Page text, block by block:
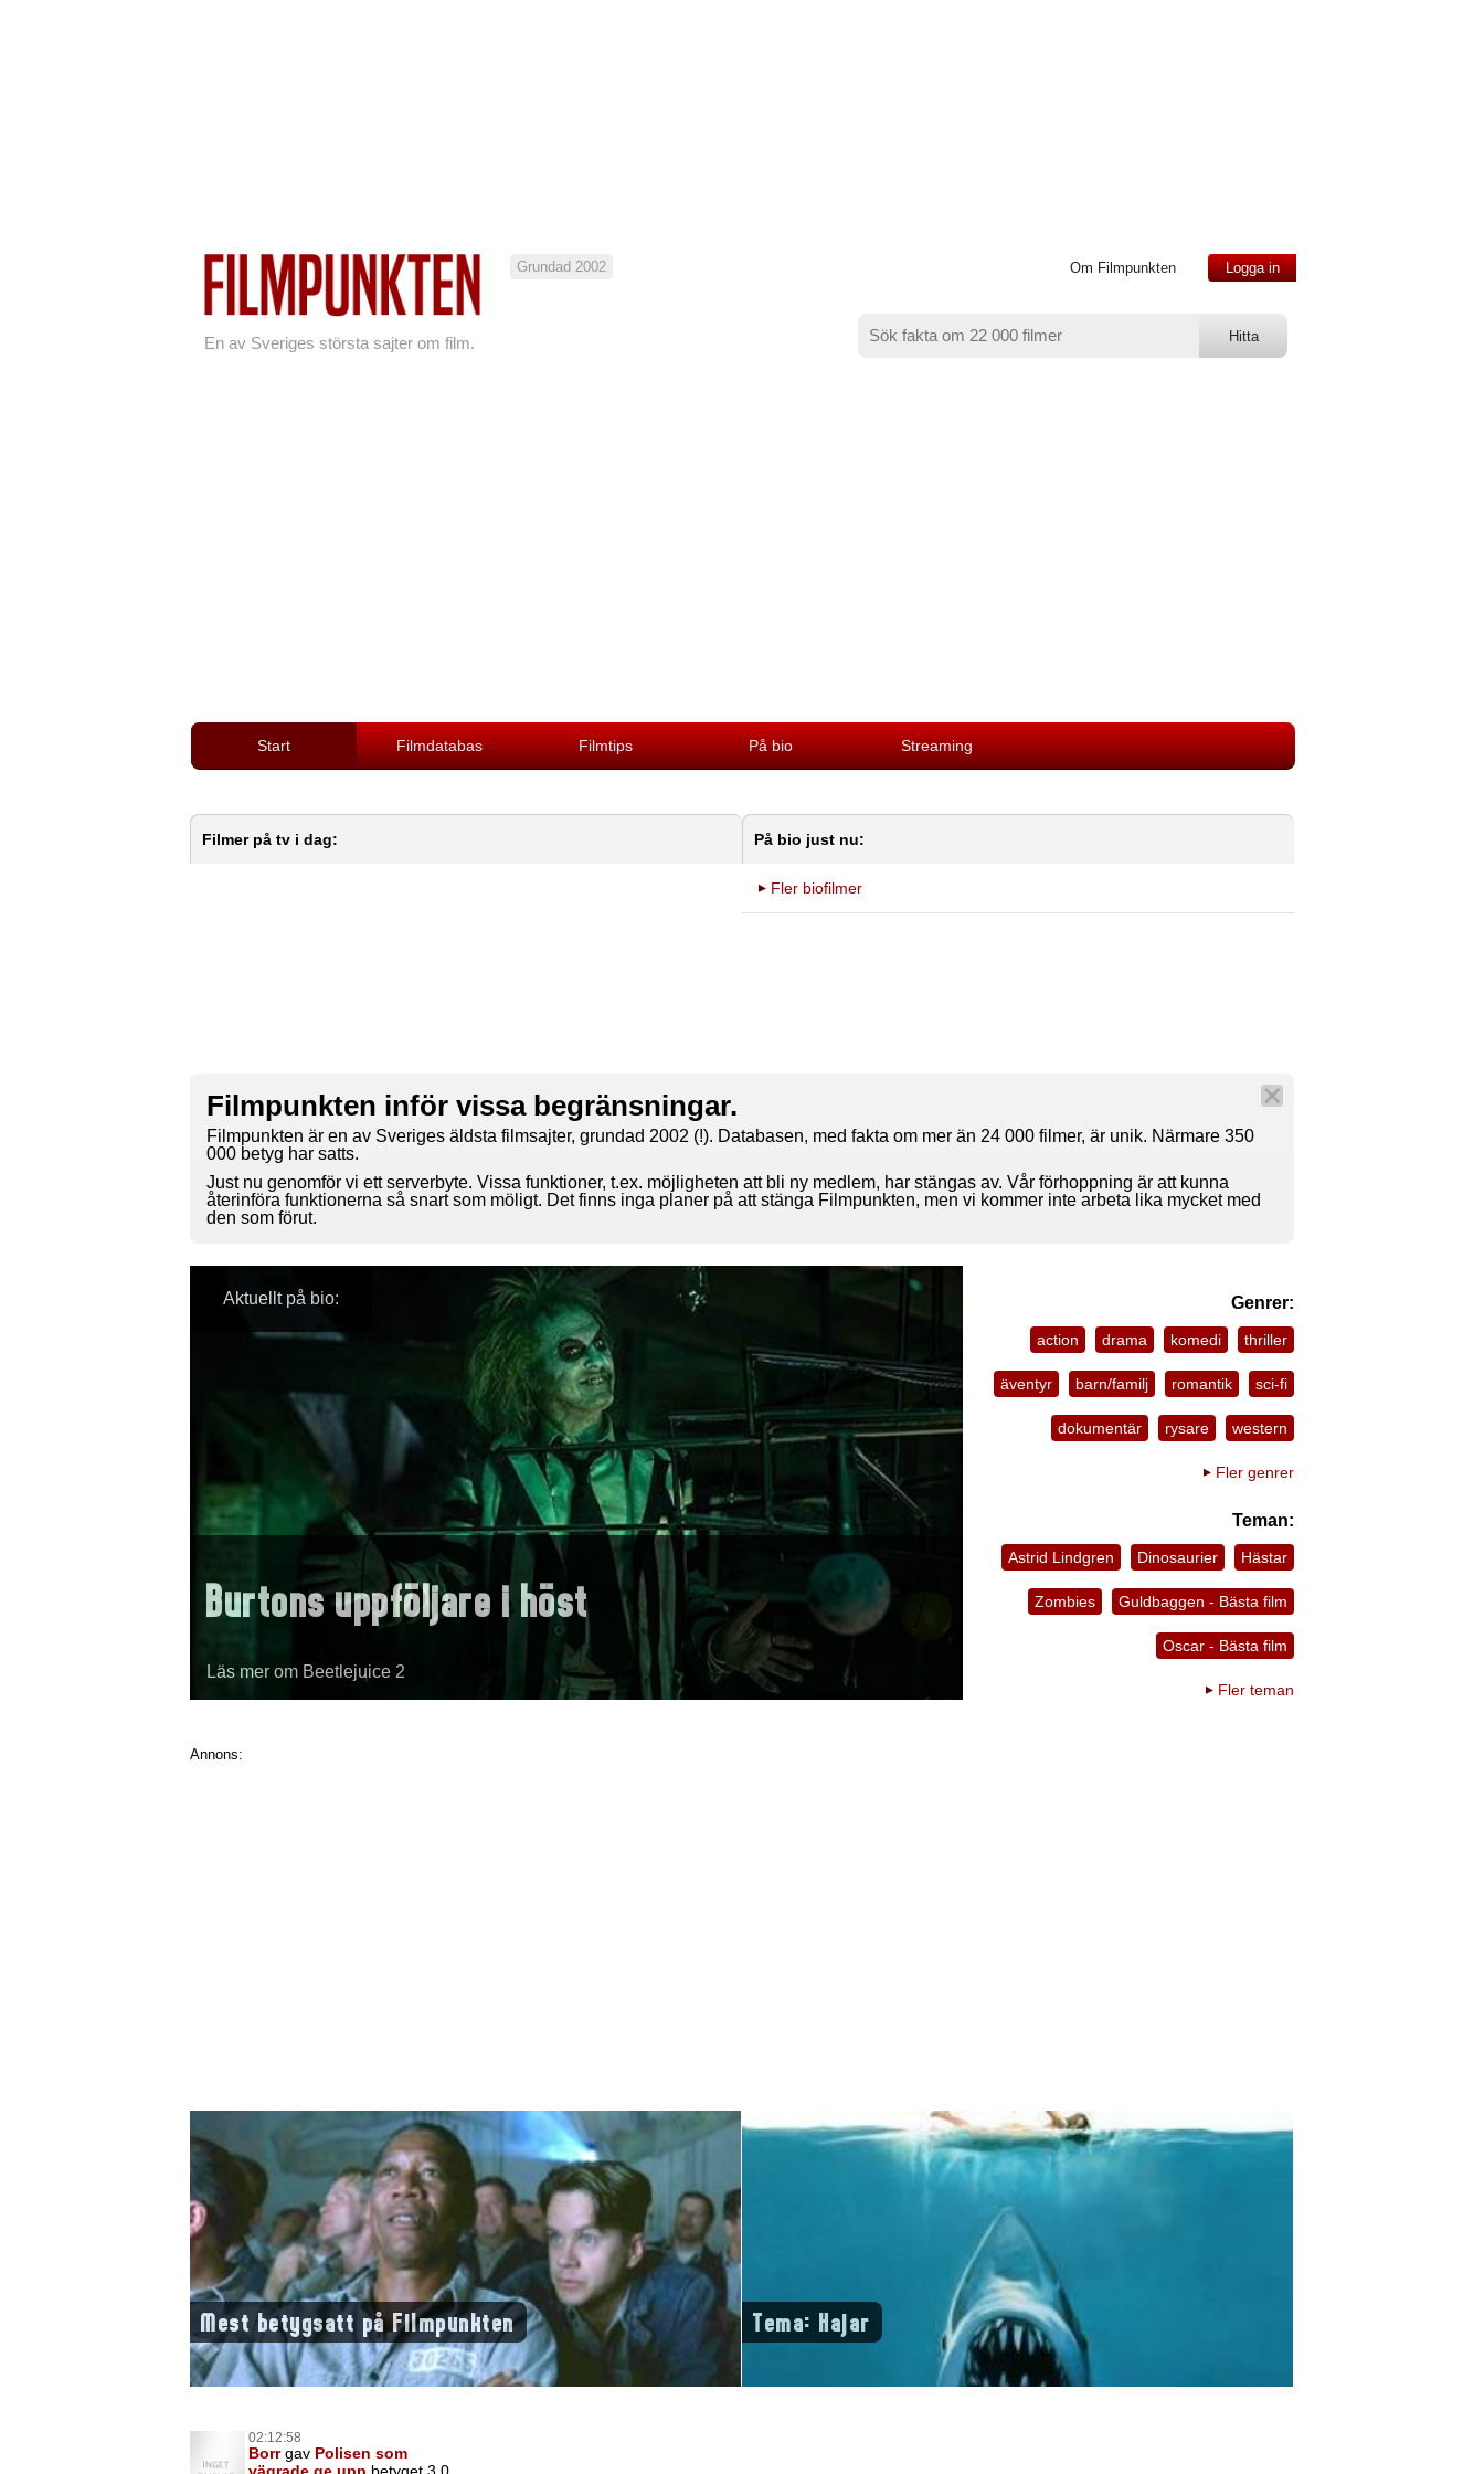
En av Sveriges största sajter om film.
Grundad 2002 Om Filmpunkten Logga in
Start Filmdatabas Filmtips På bio Streaming
Filmer på tv i dag: På bio just nu:
Fler biofilmer
Filmpunkten inför vissa begränsningar.
Filmpunkten är en av Sveriges äldsta filmsajter, grundad 2002 (!). Databasen, med fakta om mer än 24 000 filmer, är unik. Närmare 350
000 betyg har satts.
Just nu genomför vi ett serverbyte. Vissa funktioner, t.ex. möjligheten att bli ny medlem, har stängas av. Vår förhoppning är att kunna
återinföra funktionerna så snart som möligt. Det finns inga planer på att stänga Filmpunkten, men vi kommer inte arbeta lika mycket med
den som förut.
Aktuellt på bio:
Burtons uppföljare i höst
Läs mer om Beetlejuice 2
Genrer:
action drama komedi thriller
äventyr barn/familj romantik sci-fi
dokumentär rysare western
Fler genrer
Teman:
Astrid Lindgren Dinosaurier Hästar
Zombies Guldbaggen - Bästa film
Oscar - Bästa film
Fler teman
Annons:
Mest betygsatt på Filmpunkten Tema: Hajar
02:12:58
Borrgav Polisen som
vägrade ge upp betyget 3,0